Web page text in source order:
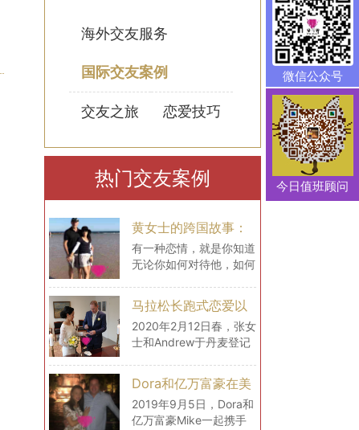
海外交友服务
国际交友案例
交友之旅 恋爱技巧
热门交友案例
黄女士的跨国故事：
最大的幸福便是有一
个白马王子一直默默
等着自己
有一种恋情，就是你知道
无论你如何对待他，如何
用担心，你也同样会感到
安心，因为你知道，他会
包容你的所有，毫无理由
地去宠溺你，默默在某个
马拉松长跑式恋爱以
后，我们在丹麦登记
结婚了
2020年2月12日春，张女
士和Andrew于丹麦登记
年的马拉松式的跨国爱
恋，终于停下了它的脚
步，开始步入一个全新的
阶段——婚姻
Dora和亿万富豪在美
国的生活
2019年9月5日，Dora和
亿万富豪Mike一起携手
微信公众号
今日值班顾问